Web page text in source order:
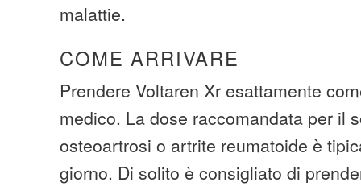
malattie.
COME ARRIVARE
Prendere Voltaren Xr esattamente
medico. La dose raccomandata per il
osteoartrosi o artrite reumatoide è
giorno. Di solito è consigliato di